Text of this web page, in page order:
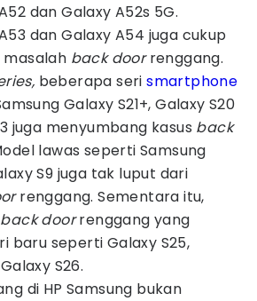
dan Galaxy A52s 5G.
dan Galaxy A54 juga cukup
back doorrenggang.
beberapa serismartphone
Galaxy S21+, Galaxy S20
juga menyumbang kasus back
lawas seperti Samsung
S9 juga tak luput dari
renggang. Sementara itu,
back doorrenggang yang
baru seperti Galaxy S25,
S26.
di HP Samsung bukan